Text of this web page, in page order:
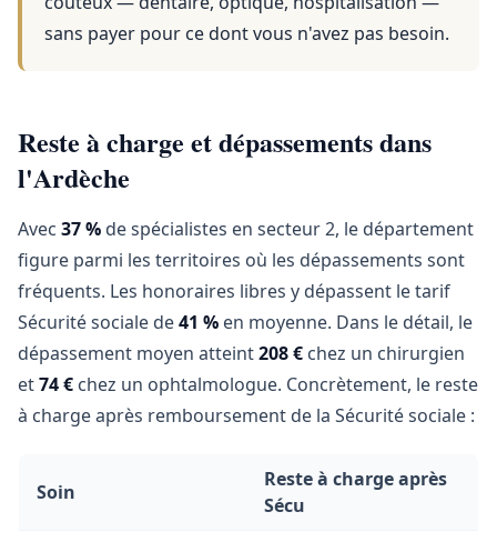
sans payer pour ce dont vous n'avez pas besoin.
Reste à charge et dépassements dans
l'Ardèche
Avec 37 % de spécialistes en secteur 2, le département
figure parmi les territoires où les dépassements sont
fréquents. Les honoraires libres y dépassent le tarif
Sécurité sociale de41 % en moyenne. Dans le détail, le
dépassement moyen atteint208 € chez un chirurgien
et74 € chez un ophtalmologue. Concrètement, le reste
à charge après remboursement de la Sécurité sociale :
Soin
Reste à charge après
Sécu